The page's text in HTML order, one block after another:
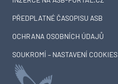
PŘEDPLATNÉ ČASOPISU ASB
OCHRANA OSOBNÍCH ÚDAJŮ
SOUKROMÍ – NASTAVENÍ COOKIES